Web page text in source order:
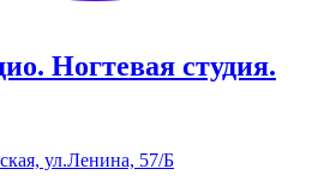
Ногтевая студия.
ул.Ленина, 57/Б